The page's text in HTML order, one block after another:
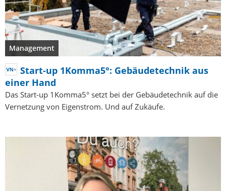
Management
Start-up 1Komma5°: Gebäudetechnik aus
einer Hand
Das Start-up 1Komma5° setzt bei der Gebäudetechnik auf die
Vernetzung von Eigenstrom. Und auf Zukäufe.